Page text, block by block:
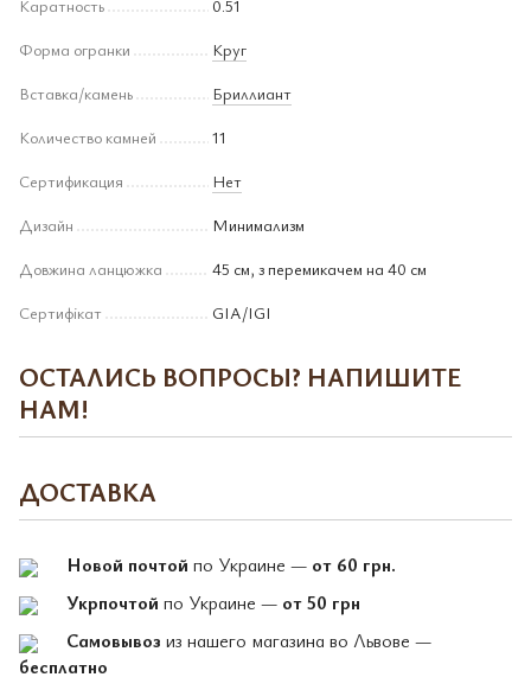
Каратность
0.51
Форма огранки
Круг
Вставка/камень
Бриллиант
Количество камней
11
Сертификация
Нет
Дизайн
Минимализм
Довжина ланцюжка
45 см, з перемикачем на 40 см
Сертифікат
GIA/IGI
ОСТАЛИСЬ ВОПРОСЫ? НАПИШИТЕ
НАМ!
ДОСТАВКА
Новой почтой по Украине — от 60 грн.
Укрпочтой по Украине — от 50 грн
Самовывоз из нашего магазина во Львове —
бесплатно